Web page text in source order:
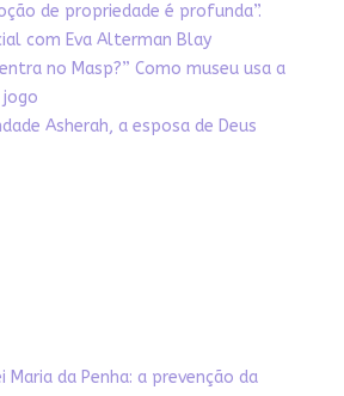
de propriedade é profunda”.
com Eva Alterman Blay
no Masp?” Como museu usa a
Asherah, a esposa de Deus
Maria da Penha: a prevenção da